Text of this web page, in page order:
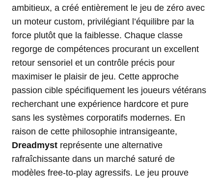
ambitieux, a créé entièrement le jeu de zéro avec
un moteur custom, privilégiant l’équilibre par la
force plutôt que la faiblesse. Chaque classe
regorge de compétences procurant un excellent
retour sensoriel et un contrôle précis pour
maximiser le plaisir de jeu. Cette approche
passion cible spécifiquement les joueurs vétérans
recherchant une expérience hardcore et pure
sans les systèmes corporatifs modernes. En
raison de cette philosophie intransigeante,
Dreadmyst représente une alternative
rafraîchissante dans un marché saturé de
modèles free-to-play agressifs. Le jeu prouve